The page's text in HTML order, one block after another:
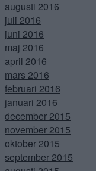
augusti 2016
juli 2016
juni 2016
maj 2016
april 2016
mars 2016
februari 2016
januari 2016
december 2015
november 2015
oktober 2015
september 2015